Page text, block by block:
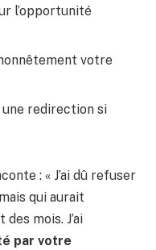
l’opportunité
votre
redirection si
: « J’ai dû refuser
qui aurait
mois. J’ai
par votre